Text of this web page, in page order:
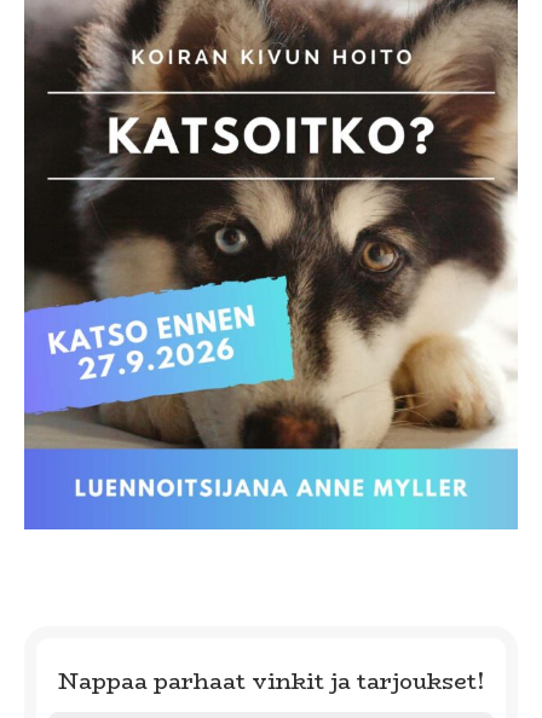
Nappaa parhaat vinkit ja tarjoukset!